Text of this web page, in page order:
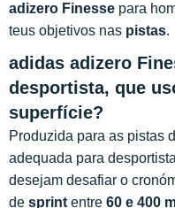
adizero Finesse para
teus objetivos nas pistas.
adidas adizero
desportista, que
superfície?
Produzida para as pistas
adequada para
desejam desafiar o
de sprint entre 60 e 400